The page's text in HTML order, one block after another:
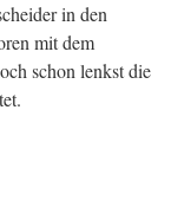
in den
mit dem
schon lenkst die